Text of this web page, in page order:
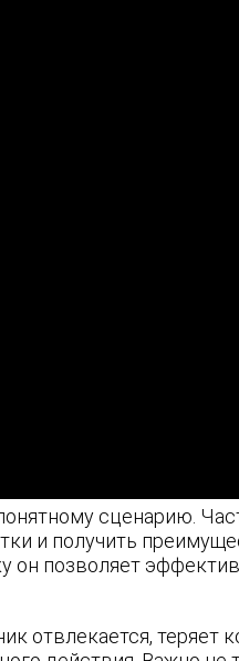
сценарию.
и получить
позволяет
отвлекается, теряет